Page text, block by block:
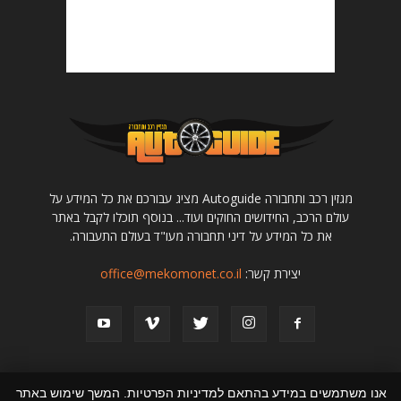
מגזין רכב ותחבורה Autoguide מציג עבורכם את כל המידע על
עולם הרכב, החידושים החוקים ועוד... בנוסף תוכלו לקבל באתר
את כל המידע על דיני תחבורה מעו"ד בעולם התעבורה.
יצירת קשר: office@mekomonet.co.il
אנו משתמשים במידע בהתאם למדיניות הפרטיות. המשך שימוש באתר